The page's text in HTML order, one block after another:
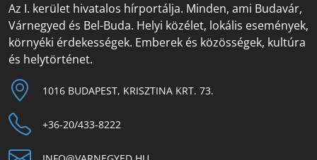
Az I. kerület hivatalos hírportálja. Minden, ami Budavár,
Várnegyed és Bel-Buda. Helyi közélet, lokális események,
környéki érdekességek. Emberek és közösségek, kultúra
és helytörténet.
1016 BUDAPEST, KRISZTINA KRT. 73.
+36-20/433-8222